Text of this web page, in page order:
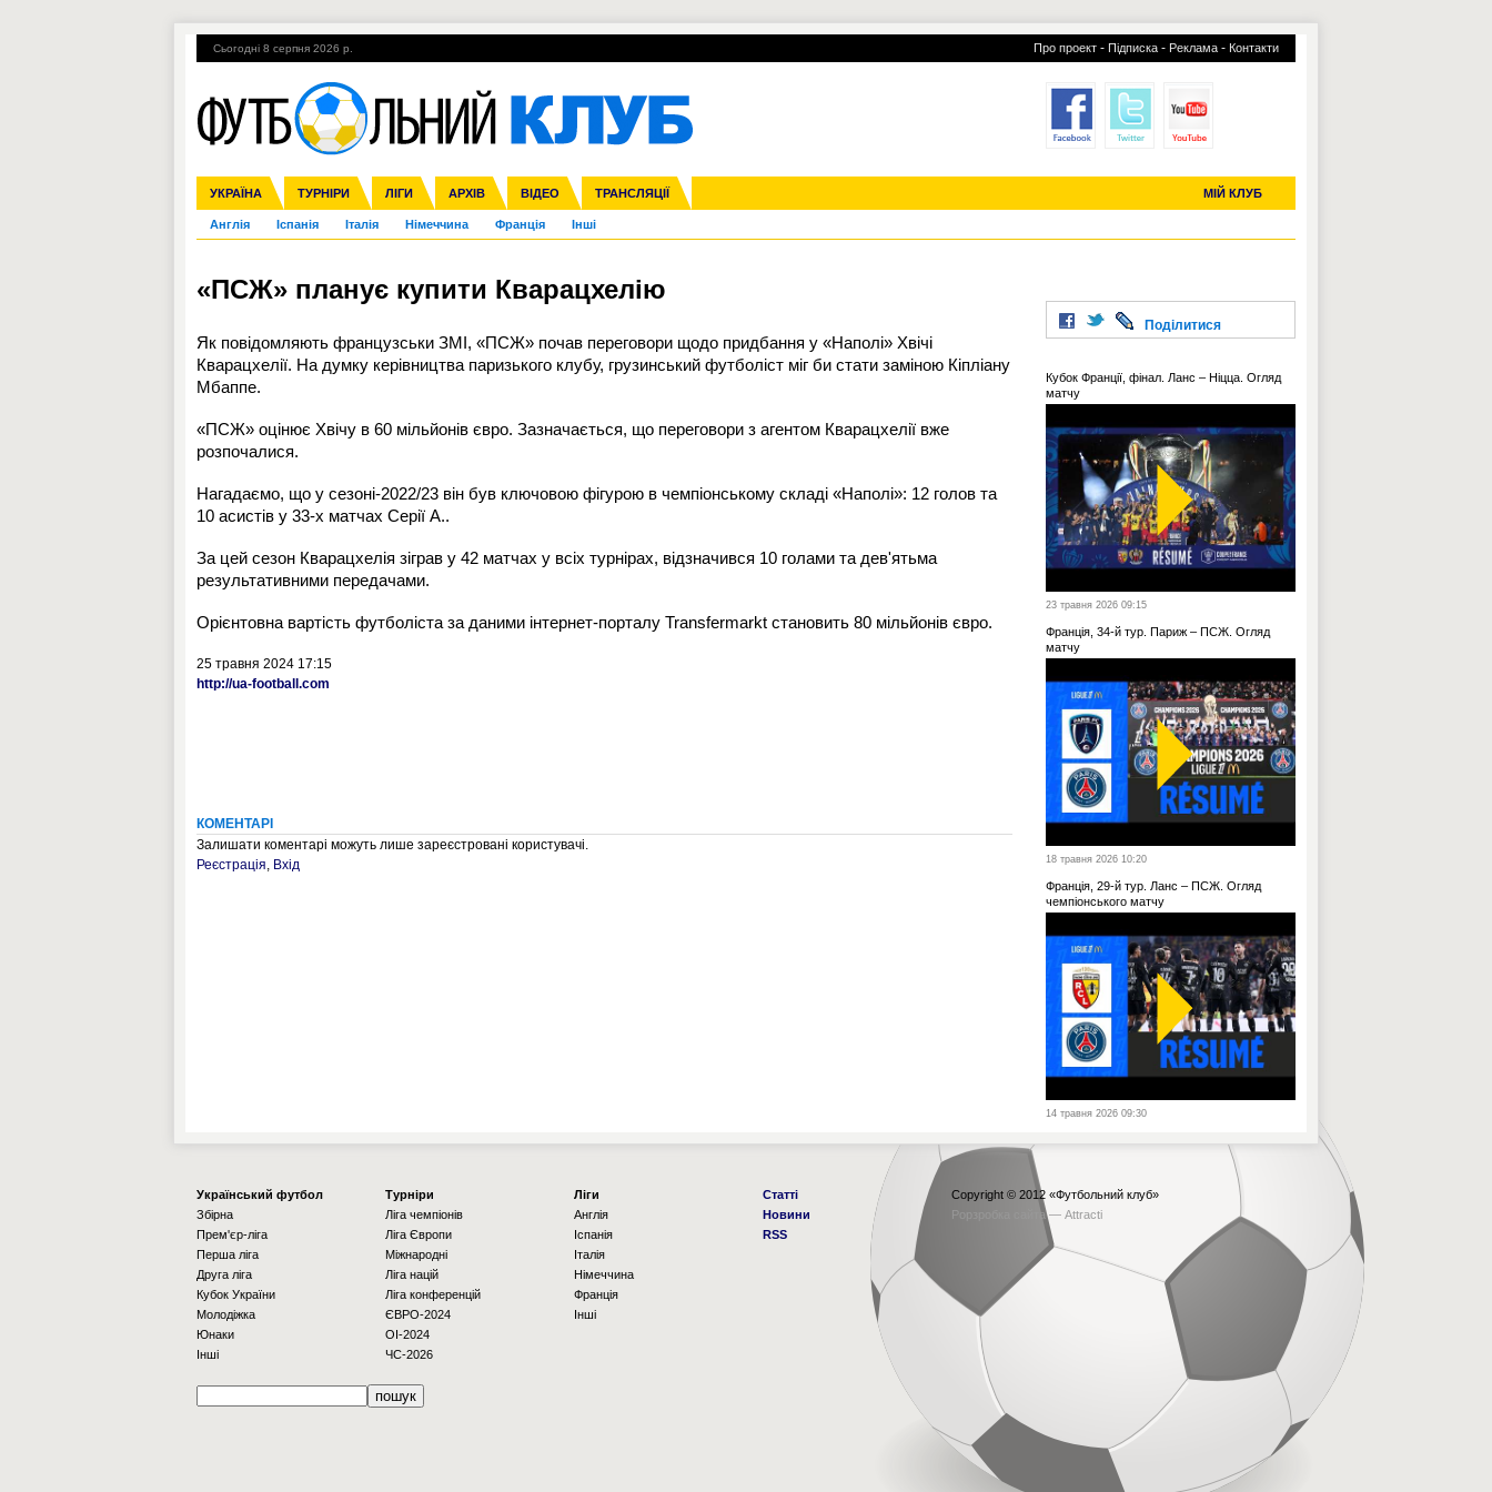
Сьогодні 8 серпня 2026 р. Про проект - Підписка - Реклама - Контакти
УКРАЇНА ТУРНІРИ ЛІГИ АРХІВ ВІДЕО ТРАНСЛЯЦІЇ МІЙ КЛУБ
Збірна Прем'єр-ліга Перша ліга Друга ліга Кубок України Молодіжка
Ліга чемпіонів Ліга Європи Міжнародні Ліга націй Ліга конференцій
Англія Іспанія Італія Німеччина Франція Інші
ЧС-2014 ЄВРО-2016 Росія Кубок конфедерацій ЧЄ-2015 (U-21)
Гарячі теми УПЛ, 2-й тур ВІЙНА УПЛ-ПЕРЕХОДИ УСІ ТРАНСФЕРИ
«ПСЖ» планує купити Кварацхелію
Як повідомляють французськи ЗМІ, «ПСЖ» почав переговори щодо придбання у «Наполі» Хвічі
Кварацхелії. На думку керівництва паризького клубу, грузинський футболіст міг би стати заміною Кіпліану
Мбаппе.
«ПСЖ» оцінює Хвічу в 60 мільйонів євро. Зазначається, що переговори з агентом Кварацхелії вже
розпочалися.
Нагадаємо, що у сезоні-2022/23 він був ключовою фігурою в чемпіонському складі «Наполі»: 12 голов та
10 асистів у 33-х матчах Серії А..
За цей сезон Кварацхелія зіграв у 42 матчах у всіх турнірах, відзначився 10 голами та дев'ятьма
результативними передачами.
Орієнтовна вартість футболіста за даними інтернет-порталу Transfermarkt становить 80 мільйонів євро.
25 травня 2024 17:15
http://ua-football.com
КОМЕНТАРІ
Залишати коментарі можуть лише зареєстровані користувачі.
Реєстрація, Вхід
Поділитися
Кубок Франції, фінал. Ланс – Ніцца. Огляд
матчу
23 травня 2026 09:15
Франція, 34-й тур. Париж – ПСЖ. Огляд
матчу
18 травня 2026 10:20
Франція, 29-й тур. Ланс – ПСЖ. Огляд
чемпіонського матчу
14 травня 2026 09:30
Українcький футбол
Збірна
Прем'єр-ліга
Перша ліга
Друга ліга
Кубок України
Молодіжка
Юнаки
Інші
Турніри
Ліга чемпіонів
Ліга Європи
Міжнародні
Ліга націй
Ліга конференцій
ЄВРО-2024
OI-2024
ЧС-2026
Ліги
Англія
Іспанія
Італія
Німеччина
Франція
Інші
Статті
Новини
RSS
Copyright © 2012 «Футбольний клуб»
Рорзробка сайта — Attracti